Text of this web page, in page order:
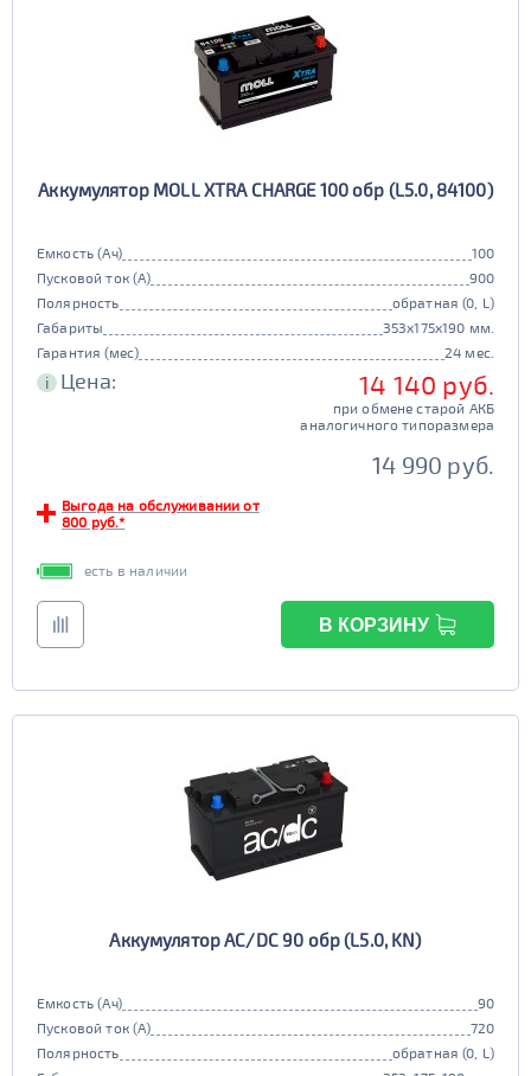
Аккумулятор MOLL XTRA CHARGE 100 обр (L5.0, 84100)
Емкость (Ач)
100
Пусковой ток (А)
900
Полярность
обратная (0, L)
Габариты
353x175x190 мм.
Гарантия (мес)
24 мес.
i Цена: 14 140 руб.
при обмене старой АКБ
аналогичного типоразмера
14 990 руб.
Выгода на обслуживании от
800 руб.*
есть в наличии
В КОРЗИНУ
Аккумулятор AC/DC 90 обр (L5.0, KN)
Емкость (Ач)
90
Пусковой ток (А)
720
Полярность
обратная (0, L)